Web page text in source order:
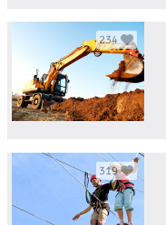
234
319